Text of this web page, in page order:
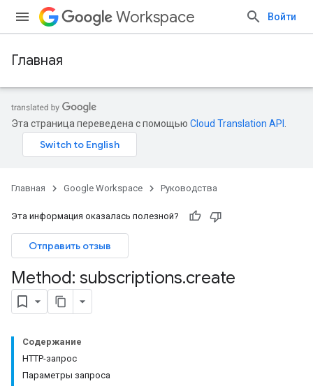
Workspace Войти
Главная
Эта страница переведена с помощью Cloud Translation API
Главная Google Workspace Руководства
Эта информация оказалась полезной?
Отправить отзыв
Method: subscriptions.create
Содержание
HTTP-запрос
Параметры запроса